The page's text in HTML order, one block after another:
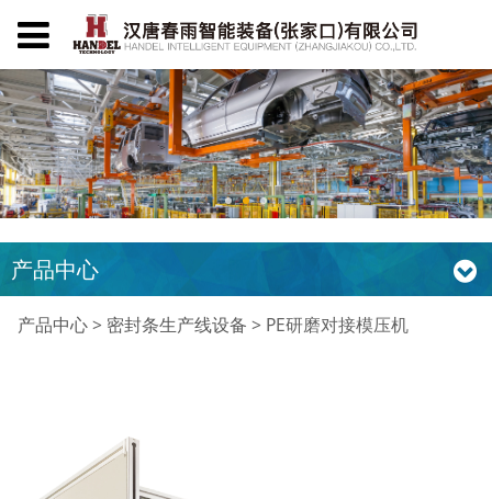
产品中心
PE研磨对接模压机
产品中心> 密封条生产线设备 > PE研磨对接模压机